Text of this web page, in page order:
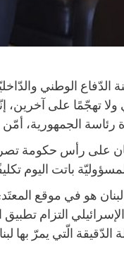
الدّفاع الوطني
تهجّمًا على آخرين،
الجمهورية، أمّن
على رأس حكومة
فالمسؤوليّة باتت
هو في موقع
المقاومة بذلك، وهي الّتي تدافع عن
الّتي يمرّ بها